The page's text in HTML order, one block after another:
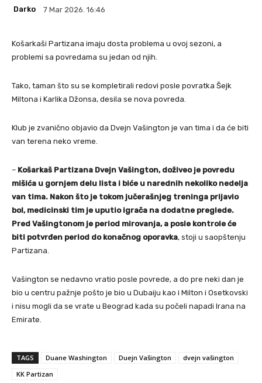
Darko 7 Mar 2026. 16:46
Košarkaši Partizana imaju dosta problema u ovoj sezoni, a
problemi sa povredama su jedan od njih.
Tako, taman što su se kompletirali redovi posle povratka Šejk
Miltona i Karlika Džonsa, desila se nova povreda.
Klub je zvanično objavio da Dvejn Vašington je van tima i da će biti
van terena neko vreme.
– Košarkaš Partizana Dvejn Vašington, doživeo je povredu
mišića u gornjem delu lista i biće u narednih nekoliko nedelja
van tima. Nakon što je tokom jučerašnjeg treninga prijavio
bol, medicinski tim je uputio igrača na dodatne preglede.
Pred Vašingtonom je period mirovanja, a posle kontrole će
biti potvrđen period do konačnog oporavka, stoji u saopštenju
Partizana.
Vašington se nedavno vratio posle povrede, a do pre neki dan je
bio u centru pažnje pošto je bio u Dubaiju kao i Milton i Osetkovski
i nisu mogli da se vrate u Beograd kada su počeli napadi Irana na
Emirate.
TAGS Duane Washington Duejn Vašington
dvejn vašington
KK Partizan